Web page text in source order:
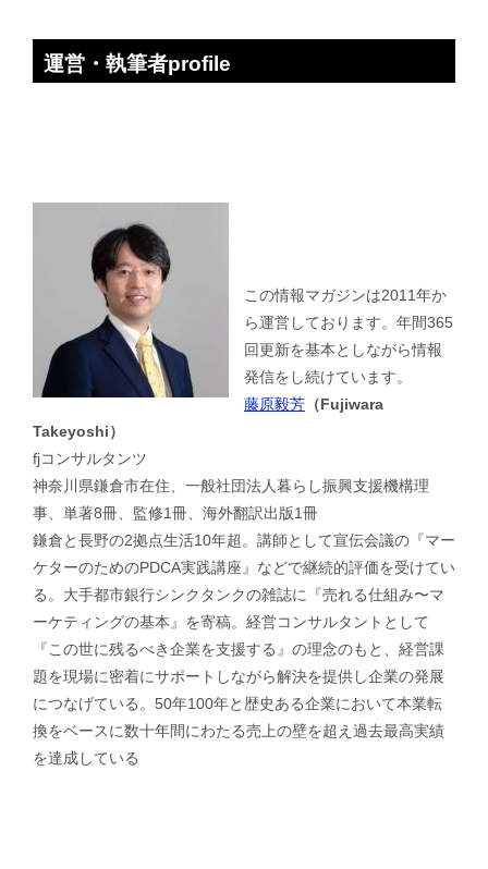
運営・執筆者profile
この情報マガジンは2011年か
ら運営しております。年間365
回更新を基本としながら情報
発信をし続けています。
藤原毅芳 （Fujiwara
Takeyoshi）
fjコンサルタンツ
神奈川県鎌倉市在住、一般社団法人暮らし振興支援機構理
事、単著8冊、監修1冊、海外翻訳出版1冊
鎌倉と長野の2拠点生活10年超。講師として宣伝会議の『マー
ケターのためのPDCA実践講座』などで継続的評価を受けてい
る。大手都市銀行シンクタンクの雑誌に『売れる仕組み〜マ
ーケティングの基本』を寄稿。経営コンサルタントとして
『この世に残るべき企業を支援する』の理念のもと、経営課
題を現場に密着にサポートしながら解決を提供し企業の発展
につなげている。50年100年と歴史ある企業において本業転
換をベースに数十年間にわたる売上の壁を超え過去最高実績
を達成している